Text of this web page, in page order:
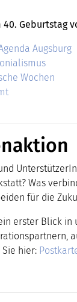
Geburtstag
Augsburg
Wochen
Was
für die
erster Blick in
hier: